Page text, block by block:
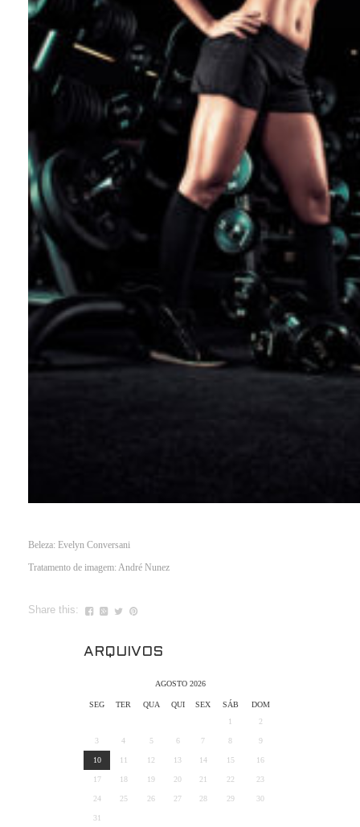
Beleza: Evelyn Conversani
Tratamento de imagem: André Nunez
Share this:
ARQUIVOS
AGOSTO 2026
SEG TER QUA QUI SEX SÁB
DOM
1
2
3 4 5 6 7 8 9
10 11 12 13 14 15 16
17 18 19 20 21 22 23
24 25 26 27 28 29 30
31